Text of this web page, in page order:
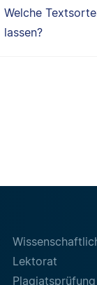
Welche
lassen?
Lektorat
Plagiatsprüfung